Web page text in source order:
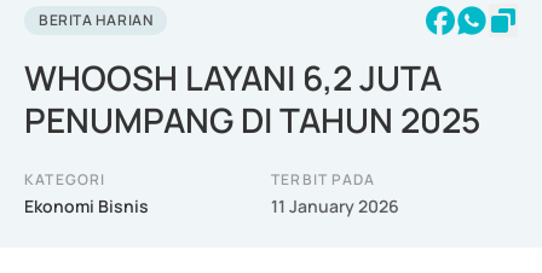
BERITA HARIAN
WHOOSH LAYANI 6,2 JUTA
PENUMPANG DI TAHUN 2025
KATEGORI
Ekonomi Bisnis
TERBIT PADA
11 January 2026